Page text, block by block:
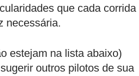
que cada corrida
necessária.
estejam na lista abaixo)
outros pilotos de sua